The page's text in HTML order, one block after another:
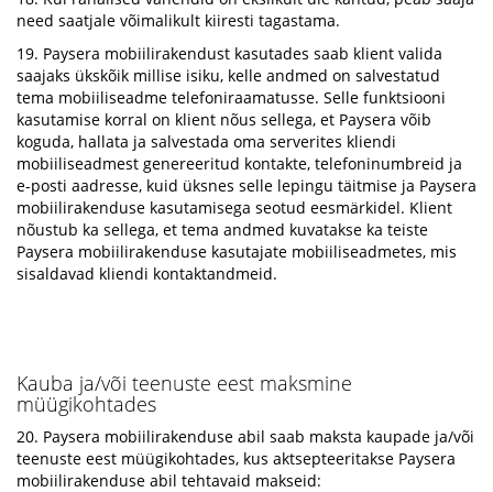
need saatjale võimalikult kiiresti tagastama.
19. Paysera mobiilirakendust kasutades saab klient valida
saajaks ükskõik millise isiku, kelle andmed on salvestatud
tema mobiiliseadme telefoniraamatusse. Selle funktsiooni
kasutamise korral on klient nõus sellega, et Paysera võib
koguda, hallata ja salvestada oma serverites kliendi
mobiiliseadmest genereeritud kontakte, telefoninumbreid ja
e-posti aadresse, kuid üksnes selle lepingu täitmise ja Paysera
mobiilirakenduse kasutamisega seotud eesmärkidel. Klient
nõustub ka sellega, et tema andmed kuvatakse ka teiste
Paysera mobiilirakenduse kasutajate mobiiliseadmetes, mis
sisaldavad kliendi kontaktandmeid.
Kauba ja/või teenuste eest maksmine
müügikohtades
20. Paysera mobiilirakenduse abil saab maksta kaupade ja/või
teenuste eest müügikohtades, kus aktsepteeritakse Paysera
mobiilirakenduse abil tehtavaid makseid: